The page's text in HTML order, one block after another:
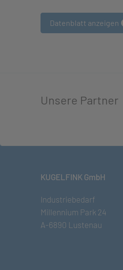
Datenblatt anzeigen
Unsere Partner
KUGELFINK GmbH
Industriebedarf
Millennium Park 24
A-6890 Lustenau